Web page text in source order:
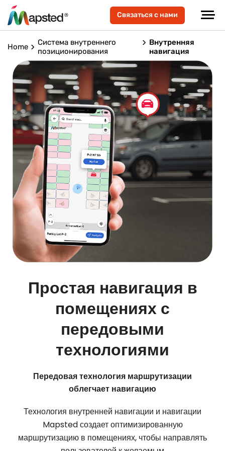
Связаться с нами
Home
Система внутреннего
позиционирования
Внутренняя
навигация
Простая навигация в
помещениях с
передовыми
технологиями
Передовая технология маршрутизации
облегчает навигацию
Технология внутренней навигации и навигации
Mapsted создает оптимизированную
маршрутизацию в помещениях, чтобы направлять